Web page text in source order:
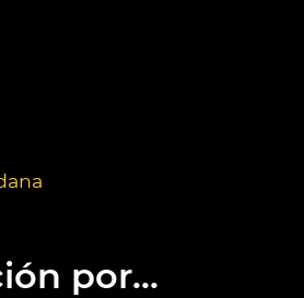
por...